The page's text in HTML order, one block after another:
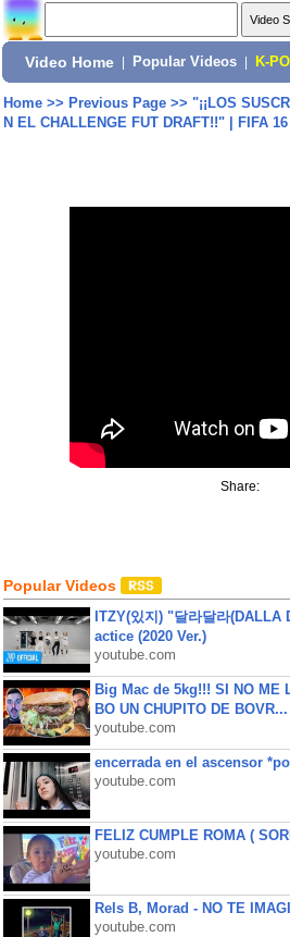
Video Home Popular Videos K-
Home>> Previous Page>> "¡¡LOS
N EL CHALLENGE FUT DRAFT!!" | FIFA
Share:
Popular Videos
ITZY(있지) "달라달라
actice (2020 Ver.)
youtube.com
Big Mac de 5kg!!! SI NO ME
BO UN CHUPITO DE BOVR...
youtube.com
encerrada en el ascensor
youtube.com
FELIZ CUMPLE ROMA (
youtube.com
Rels B, Morad - NO TE
youtube.com